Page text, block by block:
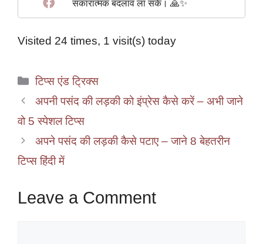
सकारात्मक बदलाव ला सकें। 🙏✨
Visited 24 times, 1 visit(s) today
Categories
टिप्स एंड ट्रिक्स
अपनी पसंद की लड़की को इंप्रेस कैसे करें – अभी जाने
वो 5 स्पेशल टिप्स
अपने पसंद की लड़की कैसे पटाए – जाने 8 बेहतरीन
टिप्स हिंदी में
Leave a Comment